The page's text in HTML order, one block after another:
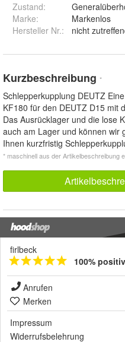
Zustand:
Marke:
Markenlos
Hersteller Nr.:
nicht
Kurzbeschreibung *
Schlepperkupplung DEUTZ
KF180 für den DEUTZ D15 mit
Das Ausrücklager und die lose
auch am Lager und können wir
Ihnen kurzfristig
* maschinell aus der Artikelbeschreibung
firlbeck
100% positiv
Anrufen
Merken
Impressum
Widerrufsbelehrung